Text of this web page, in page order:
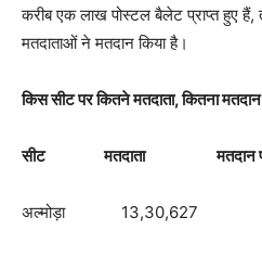
करीब एक लाख पोस्टल बैलेट प्राप्त हुए हैं,
मतदाताओं ने मतदान किया है।
किस सीट पर कितने मतदाता, कितना मतदान
सीट मतदाता मतदान
अल्मोड़ा 13,30,627